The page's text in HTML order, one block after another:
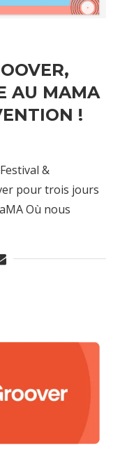
AU MAMA
!
&
pour trois jours
Où nous